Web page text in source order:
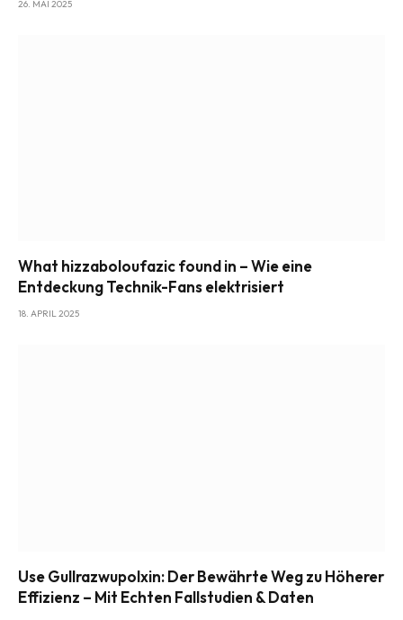
26. MAI 2025
What hizzaboloufazic found in – Wie eine
Entdeckung Technik-Fans elektrisiert
18. APRIL 2025
Use Gullrazwupolxin: Der Bewährte Weg zu Höherer
Effizienz – Mit Echten Fallstudien & Daten